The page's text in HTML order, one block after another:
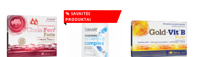
% Savaitės
produktai